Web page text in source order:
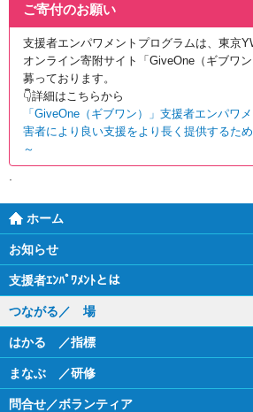
ご寄付のお願い
支援者エンパワメントプログラムは、東京
オンライン寄附サイト「GiveOne （ギブワ
募っております。
👇詳細はこちらから
「GiveOne（ギブワン）」支援者エンパワ
害者により良い支援をより長く提供するた
～
ホーム
お知らせ
支援者ｴﾝﾊﾟﾜﾒﾝﾄとは
つながる／ 場
はかる ／指標
まなぶ ／研修
問合せ／ボランティア